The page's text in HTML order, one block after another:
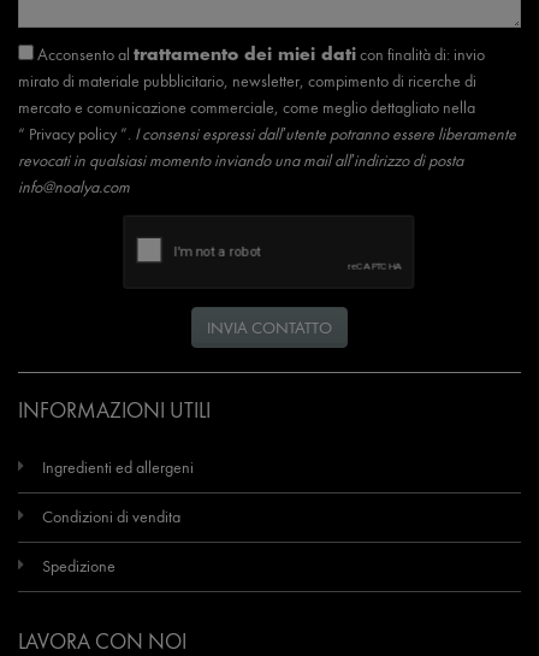
Acconsento al trattamento dei miei dati con finalità di: invio
mirato di materiale pubblicitario, newsletter, compimento di ricerche di
mercato e comunicazione commerciale, come meglio dettagliato nella
“ Privacy policy ”. I consensi espressi dall’utente potranno essere liberamente
revocati in qualsiasi momento inviando una mail all’indirizzo di posta
info@noalya.com
INVIA CONTATTO
INFORMAZIONI UTILI
Ingredienti ed allergeni
Condizioni di vendita
Spedizione
LAVORA CON NOI